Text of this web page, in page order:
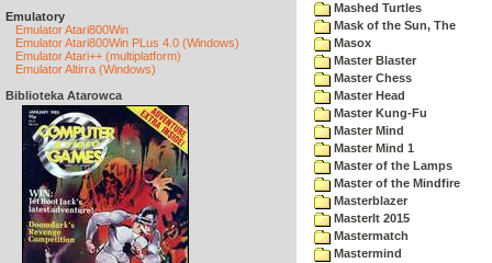
Emulatory
Emulator Atari800Win
Emulator Atari800Win PLus 4.0 (Windows)
Emulator Atari++ (multiplatform)
Emulator Altirra (Windows)
Biblioteka Atarowca
Mashed Turtles
Mask of the Sun, The
Masox
Master Blaster
Master Chess
Master Head
Master Kung-Fu
Master Mind
Master Mind 1
Master of the Lamps
Master of the Mindfire
Masterblazer
MasterIt 2015
Mastermatch
Mastermind